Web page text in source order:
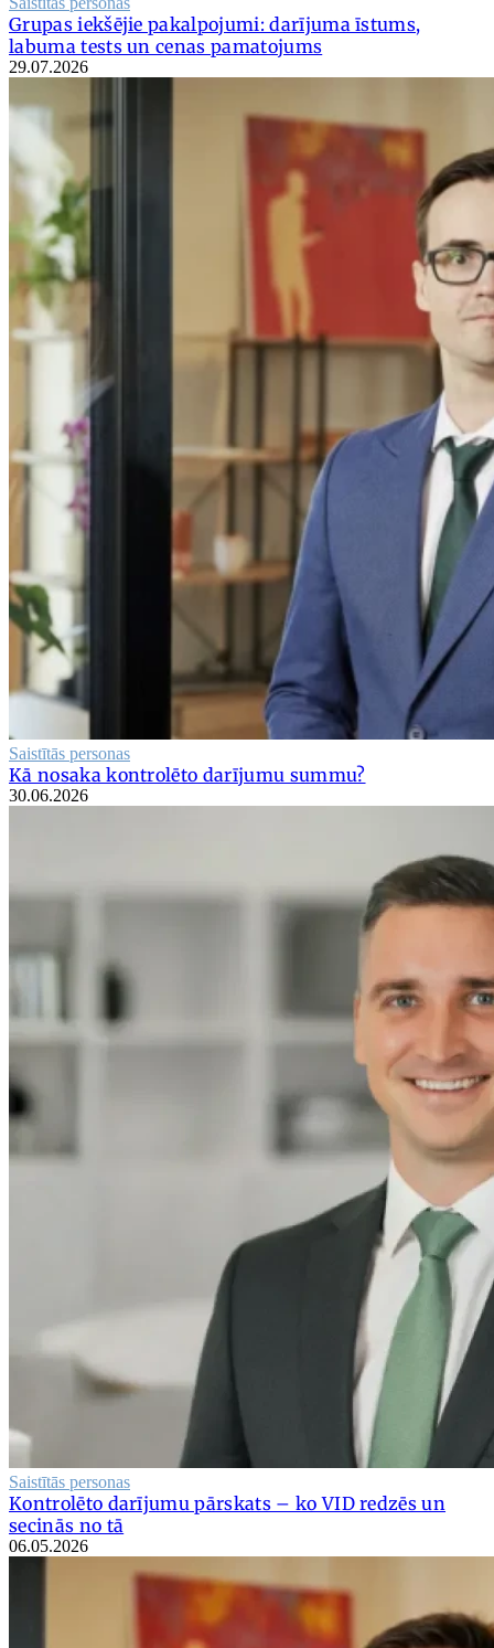
Grupas iekšējie pakalpojumi: darījuma īstums,
labuma tests un cenas pamatojums
29.07.2026
Saistītās personas
Kā nosaka kontrolēto darījumu summu?
30.06.2026
Saistītās personas
Kontrolēto darījumu pārskats – ko VID redzēs un
secinās no tā
06.05.2026